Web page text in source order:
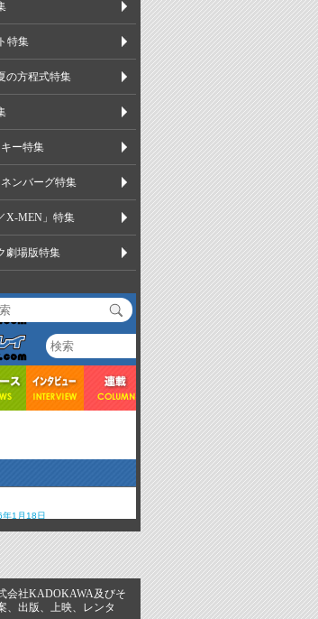
特集
方程式特集
ー特集
ンバーグ特集
X-MEN」特集
劇場版特集
会社KADOKAWA及びそ
、出版、上映、レンタ